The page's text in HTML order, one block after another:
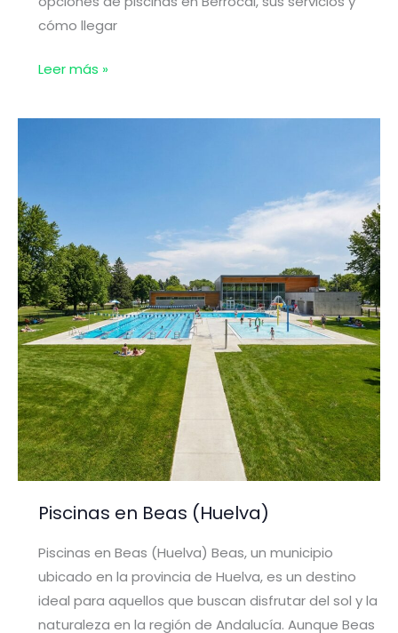
cómo llegar
Piscinas
Berrocal
Leer más »
Piscinas en Beas (Huelva)
Piscinas en Beas (Huelva) Beas, un municipio
ubicado en la provincia de Huelva, es un destino
ideal para aquellos que buscan disfrutar del sol y la
naturaleza en la región de Andalucía. Aunque Beas